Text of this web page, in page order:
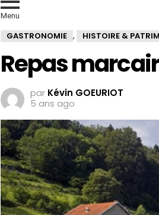
Menu
GASTRONOMIE , HISTOIRE &
Repas
par Kévin GOEURIOT
5 ans ago